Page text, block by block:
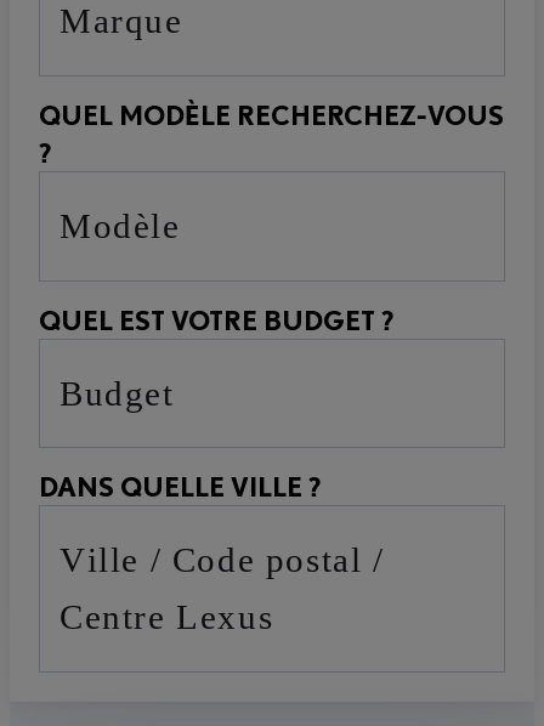
Marque
QUEL MODÈLE RECHERCHEZ-VOUS
?
Modèle
QUEL EST VOTRE BUDGET ?
Budget
DANS QUELLE VILLE ?
Ville / Code postal /
Centre Lexus